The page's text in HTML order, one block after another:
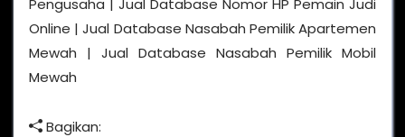
Online | Jual Database Nasabah Pemilik Apartemen
Mewah | Jual Database Nasabah Pemilik Mobil
Mewah
Bagikan: